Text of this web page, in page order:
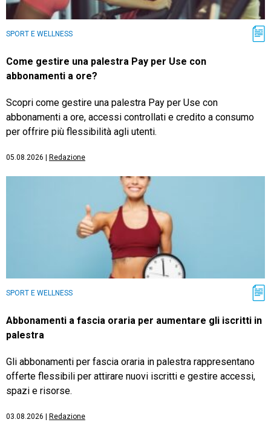
SPORT E WELLNESS
Come gestire una palestra Pay per Use con
abbonamenti a ore?
Scopri come gestire una palestra Pay per Use con
abbonamenti a ore, accessi controllati e credito a consumo
per offrire più flessibilità agli utenti.
05.08.2026 Redazione
SPORT E WELLNESS
Abbonamenti a fascia oraria per aumentare gli iscritti in
palestra
Gli abbonamenti per fascia oraria in palestra rappresentano
offerte flessibili per attirare nuovi iscritti e gestire accessi,
spazi e risorse.
03.08.2026 Redazione